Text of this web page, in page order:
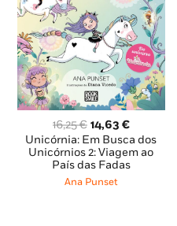
16,25€ O
preço
original
era:
16,25 €.
14,63 €O
preço
atual
é:
Unicórnia: Em Busca dos
Unicórnios 2: Viagem ao
País das Fadas
Ana Punset